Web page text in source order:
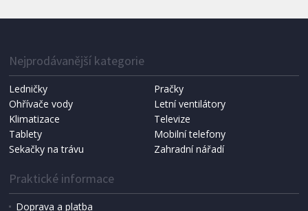
NÁHRADNÍ SÁČKY DO VYSAVAČE
Koma KRA-SB02S (Multi Bag, S-BAG SMS)
Nejprodávanější kategorie
Ledničky
Pračky
Ohřívače vody
Letní ventilátory
Klimatizace
Televize
Tablety
Mobilní telefony
Sekačky na trávu
Zahradní nářadí
Praktické informace
Doprava a platba